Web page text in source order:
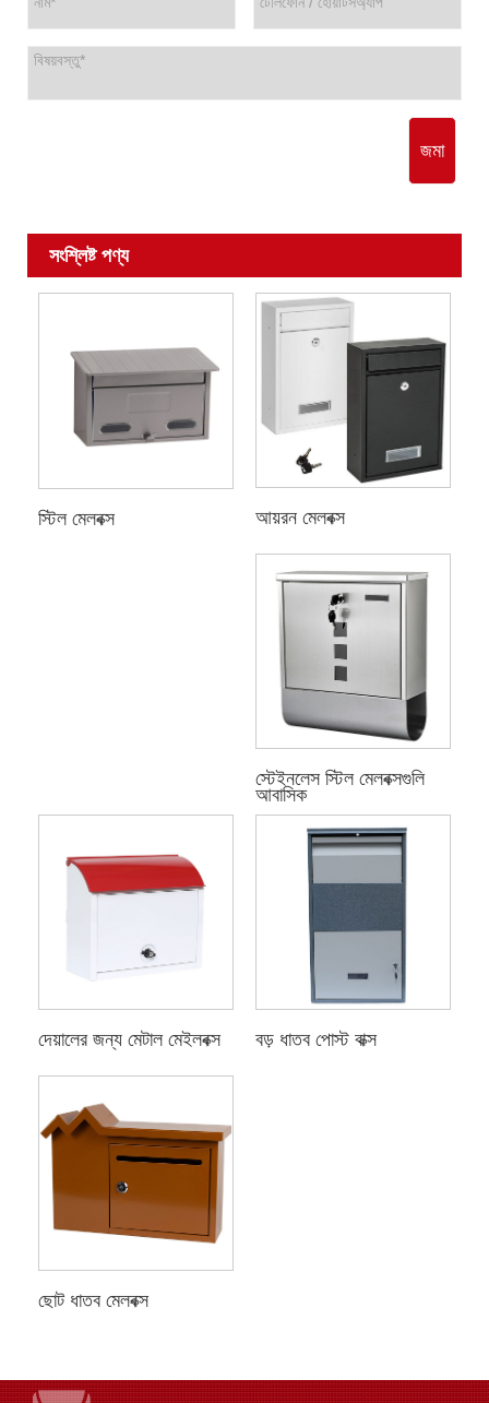
জমা
সংশ্লিষ্ট পণ্য
স্টিল মেলবক্স আয়রন মেলবক্স
স্টেইনলেস স্টিল মেলবক্সগুলি
আবাসিক
দেয়ালের জন্য মেটাল মেইলবক্স বড় ধাতব পোস্ট বাক্স
ছোট ধাতব মেলবক্স